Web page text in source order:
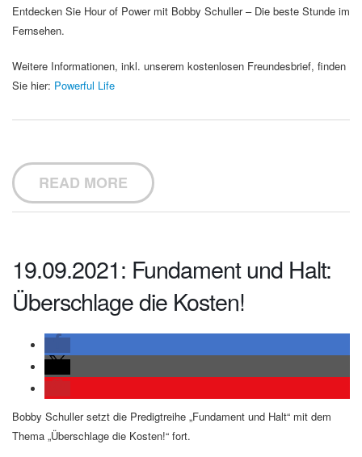
Entdecken Sie Hour of Power mit Bobby Schuller – Die beste Stunde im
Fernsehen.
Weitere Informationen, inkl. unserem kostenlosen Freundesbrief, finden
Sie hier: Powerful Life
READ MORE
19.09.2021: Fundament und Halt:
Überschlage die Kosten!
Bobby Schuller setzt die Predigtreihe „Fundament und Halt“ mit dem
Thema „Überschlage die Kosten!“ fort.